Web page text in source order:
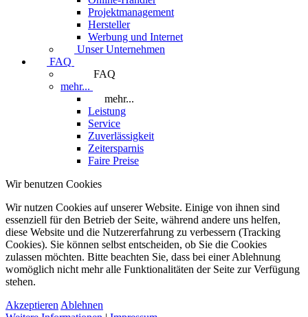
Projektmanagement
Hersteller
Werbung und Internet
Unser Unternehmen
FAQ
FAQ
mehr...
mehr...
Leistung
Service
Zuverlässigkeit
Zeitersparnis
Faire Preise
Wir benutzen Cookies
Wir nutzen Cookies auf unserer Website. Einige von ihnen sind
essenziell für den Betrieb der Seite, während andere uns helfen,
diese Website und die Nutzererfahrung zu verbessern (Tracking
Cookies). Sie können selbst entscheiden, ob Sie die Cookies
zulassen möchten. Bitte beachten Sie, dass bei einer Ablehnung
womöglich nicht mehr alle Funktionalitäten der Seite zur Verfügung
stehen.
Akzeptieren Ablehnen